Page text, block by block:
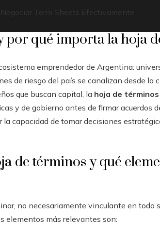
Term Sheets Efectivamente
por qué importa la hoja
emprendedor de Argentina:
de riesgo del país se canalizan desde la
que buscan capital, la hoja de términos
y de gobierno antes de firmar acuerdos
capacidad de tomar decisiones
de términos y qué
no necesariamente vinculante en todo
elementos más relevantes son: